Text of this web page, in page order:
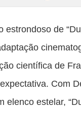
esta
publicação
esta
publicação
esta
estrondoso de
científica de
Com
elenco estelar,